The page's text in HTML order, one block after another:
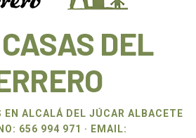
DEL
EN ALCALÁ DEL JÚCAR ALBACETE
656 994 971 · EMAIL: